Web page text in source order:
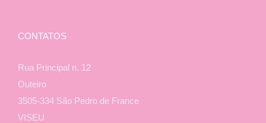
CONTATOS
Rua Principal n. 12
Outeiro
3505-334 São Pedro de France
VISEU